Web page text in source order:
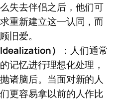
失去伴侣之后，他们可
重新建立这一认同，而
旧爱。
）
：人们通常
记忆进行理想化处理，
诸脑后。当面对新的人
更容易拿以前的人作比